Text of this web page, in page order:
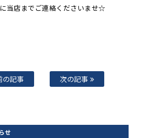
当店までご連絡くださいませ☆
の記事 次の記事
せ